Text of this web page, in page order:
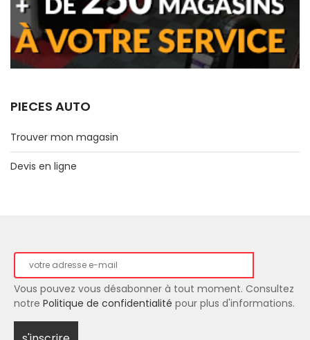
PIECES AUTO
Trouver mon magasin
Devis en ligne
Vous pouvez vous désabonner à tout moment. Consultez
notre Politique de confidentialité pour plus d'informations.